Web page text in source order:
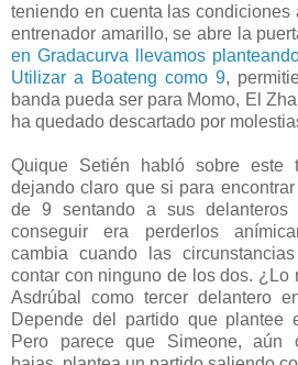
teniendo en cuenta las condiciones
entrenador amarillo, se abre la
en Gradacurva llevamos
Utilizar a Boateng como 9,
banda pueda ser para Momo, El
ha quedado descartado por
Quique Setién habló sobre este
dejando claro que si para
de 9 sentando a sus
conseguir era perderlos
cambia cuando las
contar con ninguno de los dos. ¿Lo
Asdrúbal como tercer delantero
Depende del partido que plantee
Pero parece que Simeone, aún